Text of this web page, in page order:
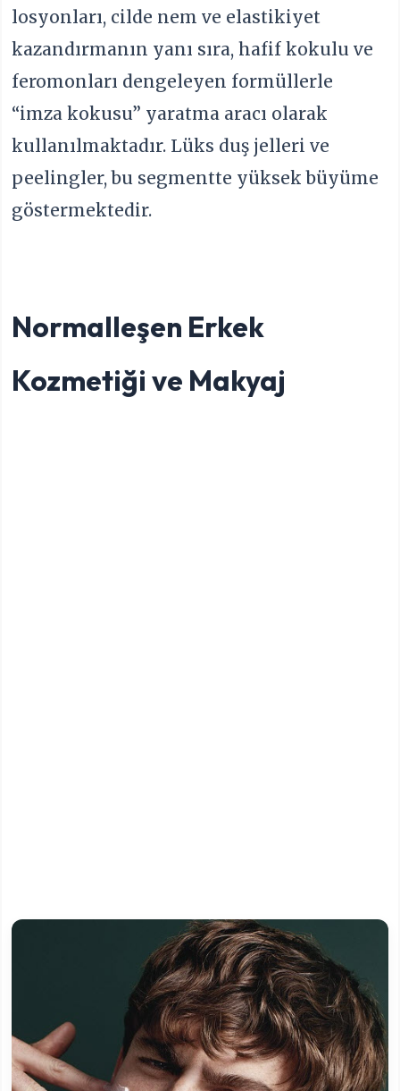
losyonları, cilde nem ve elastikiyet
kazandırmanın yanı sıra, hafif kokulu ve
feromonları dengeleyen formüllerle
“imza kokusu” yaratma aracı olarak
kullanılmaktadır. Lüks duş jelleri ve
peelingler, bu segmentte yüksek büyüme
göstermektedir.
Normalleşen Erkek
Kozmetiği ve Makyaj